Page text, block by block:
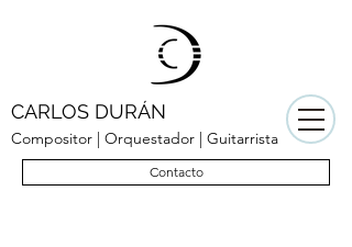
CARLOS DURÁN
Compositor | Orquestador | Guitarrista
Contacto